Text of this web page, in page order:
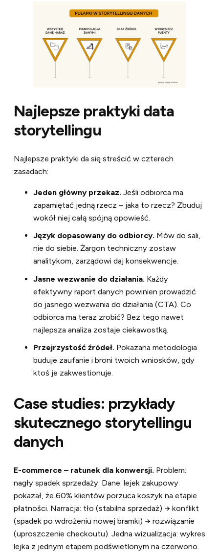
Najlepsze praktyki data
storytellingu
Najlepsze praktyki da się streścić w czterech
zasadach:
Jeden główny przekaz. Jeśli odbiorca ma
zapamiętać jedną rzecz – jaka to rzecz? Zbuduj
wokół niej całą spójną opowieść.
Język dopasowany do odbiorcy. Mów do sali,
nie do siebie. Żargon techniczny zostaw
analitykom, zarządowi daj konsekwencje.
Jasne wezwanie do działania. Każdy
efektywny raport danych powinien prowadzić
do jasnego wezwania do działania (CTA). Co
odbiorca ma teraz zrobić? Bez tego nawet
najlepsza analiza zostaje ciekawostką.
Przejrzystość źródeł. Pokazana metodologia
buduje zaufanie i broni twoich wniosków, gdy
ktoś je zakwestionuje.
Case studies: przykłady
skutecznego storytellingu
danych
E-commerce – ratunek dla konwersji. Problem:
nagły spadek sprzedaży. Dane: lejek zakupowy
pokazał, że 60% klientów porzuca koszyk na etapie
płatności. Narracja: tło (stabilna sprzedaż) → konflikt
(spadek po wdrożeniu nowej bramki) → rozwiązanie
(uproszczenie checkoutu). Jedna wizualizacja: wykres
lejka z jednym etapem podświetlonym na czerwono.